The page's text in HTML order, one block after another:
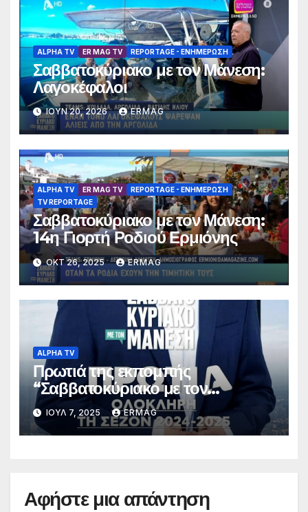
ALPHA TV ER MAG TV REPORTAGE - EΝΗΜΈΡΩΣΗ
Σαββατοκύριακο με τον Μάνεση:
Λαγοκέφαλοι
ΙΟΎΝ 20, 2026 ERMAG
ALPHA TV ER MAG TV
REPORTAGE - EΝΗΜΈΡΩΣΗ
TV REPORTAGE
Σαββατοκύριακο με τον Μάνεση:
14η Γιορτή Ροδιού Ερμιόνης
ΟΚΤ 26, 2025 ERMAG
ALPHA TV
Πρωτιά της εκπομπής
“Σαββατοκύριακο με τον
Μάνεση” για όλη τη σεζόν 2024-
2025
ΙΟΎΛ 7, 2025 ERMAG
Αφήστε μια απάντηση